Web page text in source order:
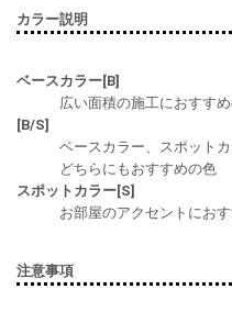
カラー説明
ベースカラー[B]
広い面積の施工におすすめ
[B/S]
ベースカラー、スポットカ
どちらにもおすすめの色
スポットカラー[S]
お部屋のアクセントにおす
注意事項